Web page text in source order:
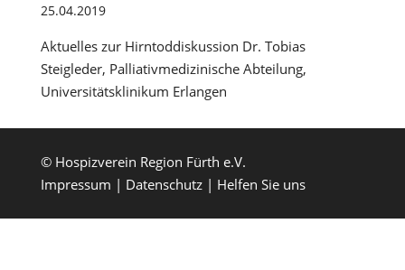
25.04.2019
Aktuelles zur Hirntoddiskussion Dr. Tobias
Steigleder, Palliativmedizinische Abteilung,
Universitätsklinikum Erlangen
© Hospizverein Region Fürth e.V.
Impressum
Datenschutz Helfen Sie uns